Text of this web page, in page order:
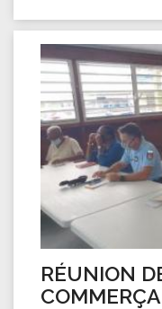
RÉUNION